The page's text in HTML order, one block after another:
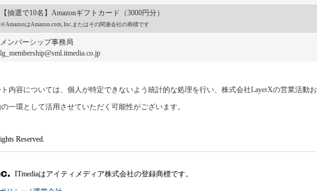
抽選で10名】Amazonギフトカード（3000円分）
※AmazonはAmazon.com, Inc.またはその関連会社の商標です
ンバーシップ事務局
内容については、個人が特定できないよう統計的な処理を行い、株式会社LayerXの営業活動お
一環として活用させていただく可能性がございます。
Reserved.
ITmediaはアイティメディア株式会社の登録商標です。